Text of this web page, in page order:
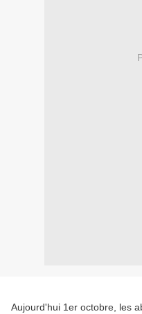
Aujourd'hui 1er octobre, les